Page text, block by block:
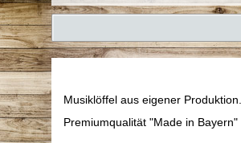
Musiklöffel aus eigener Produktion.
Premiumqualität "Made in Bayern"